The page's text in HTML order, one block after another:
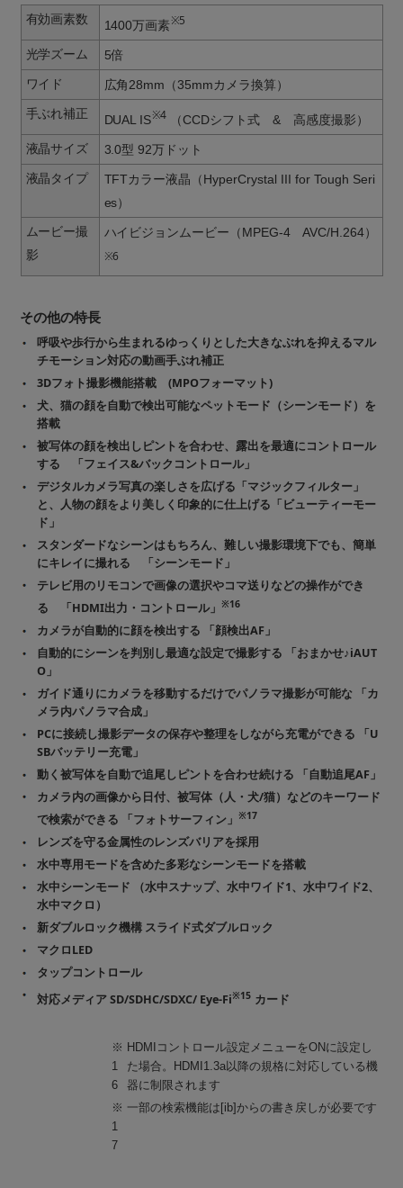
有効画素数 1400万画素※5
光学ズーム
5倍
ワイド
広角28mm（35mmカメラ換算）
手ぶれ補正
DUAL IS※4 （CCDシフト式 & 高感度撮影）
液晶サイズ
3.0型 92万ドット
液晶タイプ
TFTカラー液晶（HyperCrystal III for Tough Seri
es）
ムービー撮
影
ハイビジョンムービー（MPEG-4 AVC/H.264）
※6
その他の特長
呼吸や歩行から生まれるゆっくりとした大きなぶれを抑えるマル
チモーション対応の動画手ぶれ補正
3Dフォト撮影機能搭載 (MPOフォーマット)
犬、猫の顔を自動で検出可能なペットモード（シーンモード）を
搭載
被写体の顔を検出しピントを合わせ、露出を最適にコントロール
する 「フェイス&バックコントロール」
デジタルカメラ写真の楽しさを広げる「マジックフィルター」
と、人物の顔をより美しく印象的に仕上げる「ビューティーモー
ド」
スタンダードなシーンはもちろん、難しい撮影環境下でも、簡単
にキレイに撮れる 「シーンモード」
テレビ用のリモコンで画像の選択やコマ送りなどの操作ができ
る 「HDMI出力・コントロール」※16
カメラが自動的に顔を検出する 「顔検出AF」
自動的にシーンを判別し最適な設定で撮影する 「おまかせ♪iAUT
O」
ガイド通りにカメラを移動するだけでパノラマ撮影が可能な 「カ
メラ内パノラマ合成」
PCに接続し撮影データの保存や整理をしながら充電ができる 「U
SBバッテリー充電」
動く被写体を自動で追尾しピントを合わせ続ける 「自動追尾AF」
カメラ内の画像から日付、被写体（人・犬/猫）などのキーワード
で検索ができる 「フォトサーフィン」※17
レンズを守る金属性のレンズバリアを採用
水中専用モードを含めた多彩なシーンモードを搭載
水中シーンモード （水中スナップ、水中ワイド1、水中ワイド2、
水中マクロ）
新ダブルロック機構 スライド式ダブルロック
マクロLED
タップコントロール
対応メディア SD/SDHC/SDXC/ Eye-Fi※15 カード
※
1
6
HDMIコントロール設定メニューをONに設定し
た場合。HDMI1.3a以降の規格に対応している機
器に制限されます
※
1
7
一部の検索機能は[ib]からの書き戻しが必要です